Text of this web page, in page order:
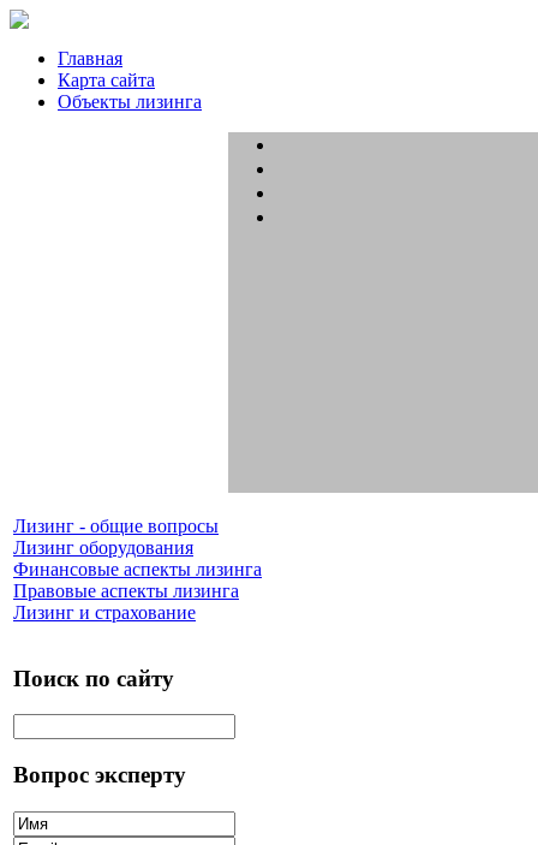
Главная
Карта сайта
Объекты лизинга
Лизинг - общие вопросы
Лизинг оборудования
Финансовые аспекты лизинга
Правовые аспекты лизинга
Лизинг и страхование
Поиск по сайту
Вопрос эксперту